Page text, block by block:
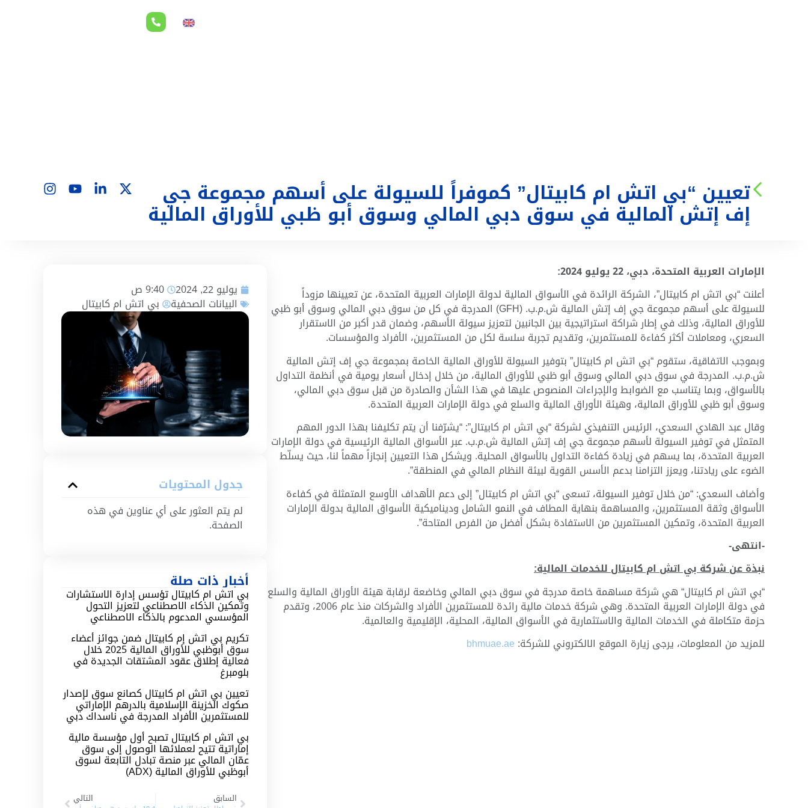
تعيين “بي اتش ام كابيتال” كموفراً للسيولة على أسهم مجموعة جي
إف إتش المالية في سوق دبي المالي وسوق أبو ظبي للأوراق المالية
يوليو 22, 2024 9:40 ص
البيانات الصحفية بي اتش ام كابيتال
جدول المحتويات
لم يتم العثور على أي عناوين في هذه
الصفحة.
أخبار ذات صلة
بي اتش ام كابيتال تؤسس إدارة الاستشارات
وتمكين الذكاء الاصطناعي لتعزيز التحول
المؤسسي المدعوم بالذكاء الاصطناعي
تكريم بي اتش إم كابيتال ضمن جوائز أعضاء
سوق أبوظبي للأوراق المالية 2025 خلال
فعالية إطلاق عقود المشتقات الجديدة في
بلومبرغ
تعيين بي اتش ام كابيتال كصانع سوق لإصدار
صكوك الخزينة الإسلامية بالدرهم الإماراتي
للمستثمرين الأفراد المدرجة في ناسداك دبي
بي اتش ام كابيتال تصبح أول مؤسسة مالية
إماراتية تتيح لعملائها الوصول إلى سوق
عمّان المالي عبر منصة تبادل التابعة لسوق
أبوظبي للأوراق المالية (ADX)
السابق التالي
الإمارات العربية المتحدة، دبي، 22 يوليو 2024:
أعلنت “بي اتش ام كابيتال”، الشركة الرائدة في الأسواق المالية لدولة الإمارات العربية المتحدة، عن تعيينها مزوداً
للسيولة على أسهم مجموعة جي إف إتش المالية ش.م.ب. (GFH) المدرجة في كل من سوق دبي المالي وسوق أبو ظبي
للأوراق المالية، وذلك في إطار شراكة استراتيجية بين الجانبين لتعزيز سيولة الأسهم، وضمان قدر أكبر من الاستقرار
السعري، ومعاملات أكثر كفاءة للمستثمرين، وتقديم تجربة سلسة لكل من المستثمرين، الأفراد والمؤسسات.
وبموجب الاتفاقية، ستقوم “بي اتش ام كابيتال” بتوفير السيولة للأوراق المالية الخاصة بمجموعة جي إف إتش المالية
ش.م.ب. المدرجة في سوق دبي المالي وسوق أبو ظبي للأوراق المالية، من خلال إدخال أسعار يومية في أنظمة التداول
بالأسواق، وبما يتناسب مع الضوابط والإجراءات المنصوص عليها في هذا الشأن والصادرة من قبل سوق دبي المالي،
وسوق أبو ظبي للأوراق المالية، وهيئة الأوراق المالية والسلع في دولة الإمارات العربية المتحدة.
وقال عبد الهادي السعدي، الرئيس التنفيذي لشركة “بي اتش ام كابيتال”: “يشرّفنا أن يتم تكليفنا بهذا الدور المهم
المتمثل في توفير السيولة لأسهم مجموعة جي إف إتش المالية ش.م.ب. عبر الأسواق المالية الرئيسية في دولة الإمارات
العربية المتحدة، بما يسهم في زيادة كفاءة التداول بالأسواق المحلية. ويشكل هذا التعيين إنجازاً مهماً لنا، حيث يسلّط
الضوء على ريادتنا، ويعزز التزامنا بدعم الأسس القوية لبيئة النظام المالي في المنطقة”.
وأضاف السعدي: “من خلال توفير السيولة، تسعى “بي اتش ام كابيتال” إلى دعم الأهداف الأوسع المتمثلة في كفاءة
الأسواق وثقة المستثمرين، والمساهمة بنهاية المطاف في النمو الشامل وديناميكية الأسواق المالية بدولة الإمارات
العربية المتحدة، وتمكين المستثمرين من الاستفادة بشكل أفضل من الفرص المتاحة”.
-انتهى-
نبذة عن شركة بي اتش ام كابيتال للخدمات المالية:
“بي اتش ام كابيتال“ هي شركة مساهمة خاصة مدرجة في سوق دبي المالي وخاضعة لرقابة هيئة الأوراق المالية والسلع
في دولة الإمارات العربية المتحدة. وهي شركة خدمات مالية رائدة للمستثمرين الأفراد والشركات منذ عام 2006، وتقدم
حزمة متكاملة في الخدمات المالية والاستثمارية في الأسواق المالية، المحلية، الإقليمية والعالمية.
للمزيد من المعلومات، يرجى زيارة الموقع الالكتروني للشركة: bhmuae.ae